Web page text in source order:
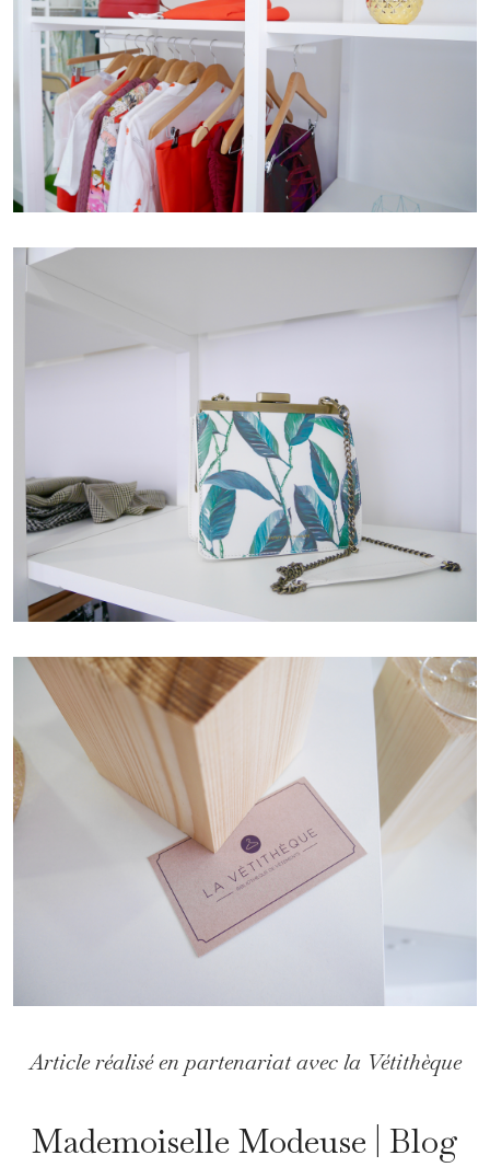
Article réalisé en partenariat avec la Vétithèque
Mademoiselle Modeuse | Blog